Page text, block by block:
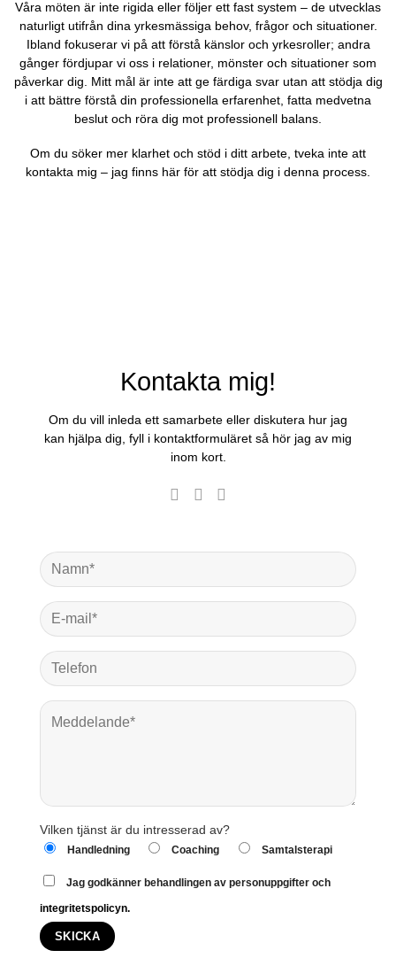
Våra möten är inte rigida eller följer ett fast system – de utvecklas
naturligt utifrån dina yrkesmässiga behov, frågor och situationer.
Ibland fokuserar vi på att förstå känslor och yrkesroller; andra
gånger fördjupar vi oss i relationer, mönster och situationer som
påverkar dig. Mitt mål är inte att ge färdiga svar utan att stödja dig
i att bättre förstå din professionella erfarenhet, fatta medvetna
beslut och röra dig mot professionell balans.
Om du söker mer klarhet och stöd i ditt arbete, tveka inte att
kontakta mig – jag finns här för att stödja dig i denna process.
Kontakta mig!
Om du vill inleda ett samarbete eller diskutera hur jag
kan hjälpa dig, fyll i kontaktformuläret så hör jag av mig
inom kort.
Vilken tjänst är du intresserad av?
Handledning Coaching Samtalsterapi
Jag godkänner behandlingen av personuppgifter och
integritetspolicyn.